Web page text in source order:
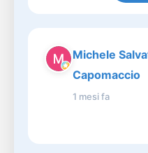
Michele
Capomaccio
1 mesi fa